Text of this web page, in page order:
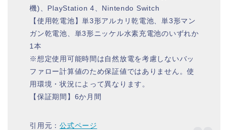
機)、PlayStation 4、Nintendo Switch
【使用乾電池】単3形アルカリ乾電池、単3形マン
ガン乾電池、単3形ニッケル水素充電池のいずれか
1本
※想定使用可能時間は自然放電を考慮しないバッ
ファロー計算値のため保証値ではありません。使
用環境・状況によって異なります。
【保証期間】6か月間
引用元：公式ページ